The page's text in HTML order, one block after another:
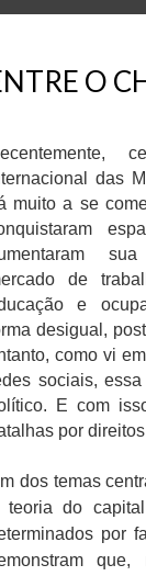
O
das
muito a se
de
e
desigual,
como vi
sociais,
E com
por
dos temas
teoria do
por
que,